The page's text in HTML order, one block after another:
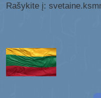
Rašykite į: